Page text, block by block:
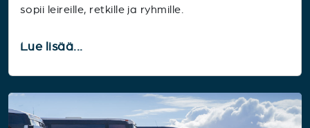
sopii leireille, retkille ja ryhmille.
Lue lisää...